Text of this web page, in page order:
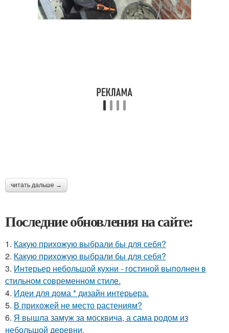
читать дальше →
Последние обновления на сайте:
1. Какую прихожую выбрали бы для себя?
2. Какую прихожую выбрали бы для себя?
3. Интерьер небольшой кухни - гостиной выполнен в
стильном современном стиле.
4. Идеи для дома * дизайн интерьера.
5. В прихожей не место растениям?
6. Я вышла замуж за москвича, а сама родом из
небольшой деревни.